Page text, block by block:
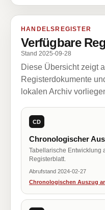
HANDELSREGISTER
Verfügbare
Stand 2025-09-28
Diese Übersicht zeigt
Registerdokumente
lokalen Archiv
CD
Chronologischer
Tabellarische Entwicklung
Registerblatt.
Abrufstand 2024-02-27
Chronologischen Auszug